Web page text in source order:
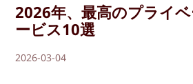
2026年、最高のプライ
ービス10選
2026-03-04